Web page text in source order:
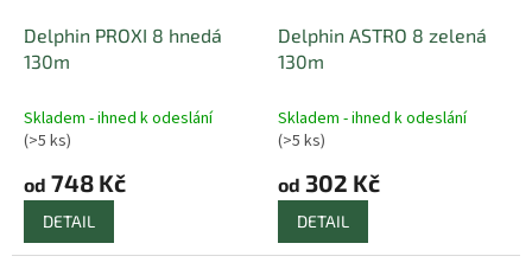
Delphin PROXI 8 hnedá
130m
Skladem - ihned k odeslání
(>5 ks)
od 748 Kč
DETAIL
Delphin ASTRO 8 zelená
130m
Skladem - ihned k odeslání
(>5 ks)
od 302 Kč
DETAIL